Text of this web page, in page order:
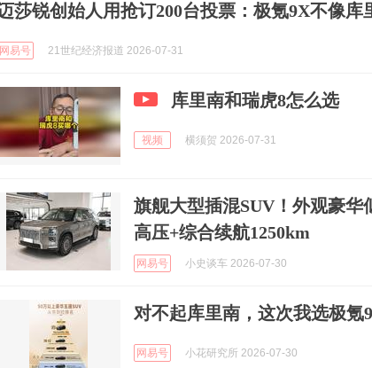
莎锐创始人用抢订200台投票：极氪9X不像库
网易号 21世纪经济报道 2026-07-31
库里南和瑞虎8怎么选
视频 横须贺 2026-07-31
旗舰大型插混SUV！外观豪华
高压+综合续航1250km
网易号 小史谈车 2026-07-30
对不起库里南，这次我选极氪
网易号 小花研究所 2026-07-30